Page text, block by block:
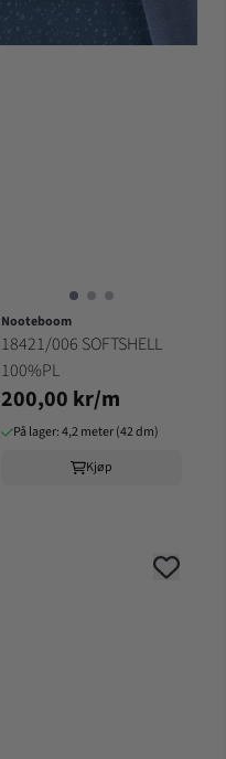
Nooteboom
18421/006 SOFTSHELL
100%PL
200,00 kr/m
På lager: 4,2 meter (42 dm)
Kjøp